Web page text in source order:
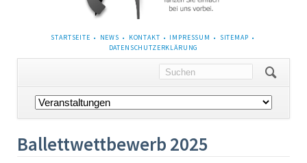
NAVIGATION
STARTSEITE NEWS KONTAKT IMPRESSUM
SITEMAP
DATENSCHUTZERKLÄRUNG
Navigation
überspringen
Ballettwettbewerb 2025